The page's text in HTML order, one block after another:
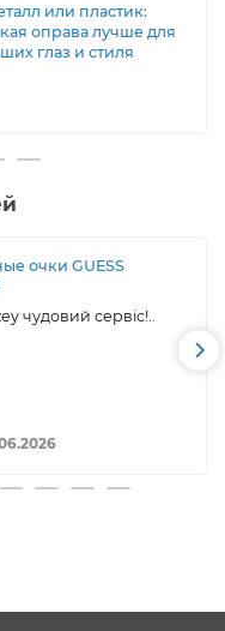
или пластик:
оправа лучше для
глаз и стиля
очки GUESS
чудовий сервіс!..